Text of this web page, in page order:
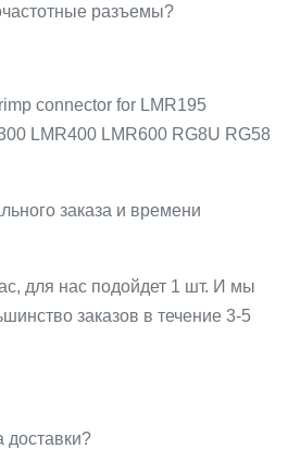
разъемы?
заказа и времени
для нас подойдет 1 шт. И мы
заказов в течение 3-5
доставки?